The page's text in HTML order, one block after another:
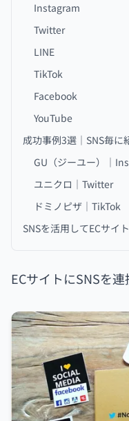
Instagram
Twitter
LINE
TikTok
Facebook
YouTube
成功事例3選｜SNS毎に
GU（ジーユー）｜
ユニクロ｜Twitter
ドミノピザ｜TikTok
SNSを活用してECサイ
ECサイトにSNSを